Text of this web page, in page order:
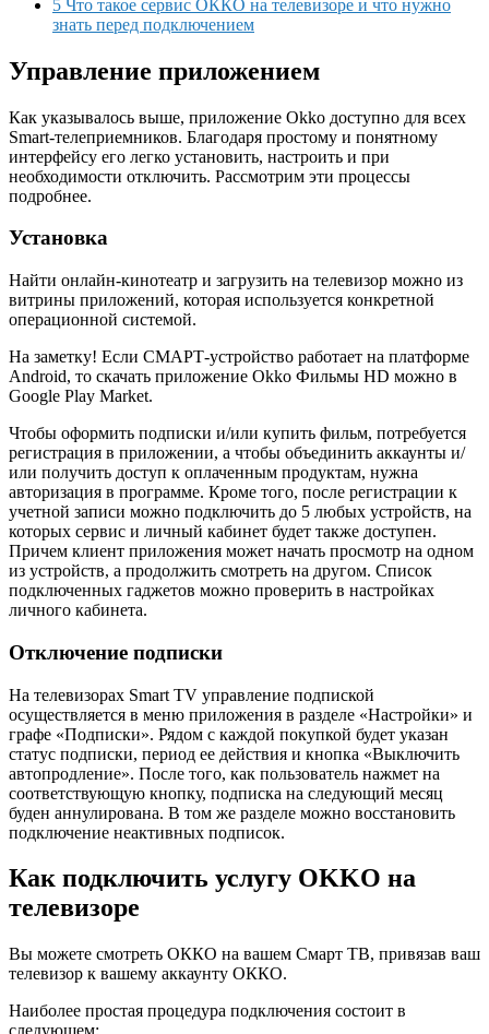
5 Что такое сервис ОККО на телевизоре и что нужно
знать перед подключением
Управление приложением
Как указывалось выше, приложение Okko доступно для всех
Smart-телеприемников. Благодаря простому и понятному
интерфейсу его легко установить, настроить и при
необходимости отключить. Рассмотрим эти процессы
подробнее.
Установка
Найти онлайн-кинотеатр и загрузить на телевизор можно из
витрины приложений, которая используется конкретной
операционной системой.
На заметку! Если СМАРТ-устройство работает на платформе
Android, то скачать приложение Okko Фильмы HD можно в
Google Play Market.
Чтобы оформить подписки и/или купить фильм, потребуется
регистрация в приложении, а чтобы объединить аккаунты и/
или получить доступ к оплаченным продуктам, нужна
авторизация в программе. Кроме того, после регистрации к
учетной записи можно подключить до 5 любых устройств, на
которых сервис и личный кабинет будет также доступен.
Причем клиент приложения может начать просмотр на одном
из устройств, а продолжить смотреть на другом. Список
подключенных гаджетов можно проверить в настройках
личного кабинета.
Отключение подписки
На телевизорах Smart TV управление подпиской
осуществляется в меню приложения в разделе «Настройки» и
графе «Подписки». Рядом с каждой покупкой будет указан
статус подписки, период ее действия и кнопка «Выключить
автопродление». После того, как пользователь нажмет на
соответствующую кнопку, подписка на следующий месяц
буден аннулирована. В том же разделе можно восстановить
подключение неактивных подписок.
Как подключить услугу OKKO на
телевизоре
Вы можете смотреть ОККО на вашем Смарт ТВ, привязав ваш
телевизор к вашему аккаунту ОККО.
Наиболее простая процедура подключения состоит в